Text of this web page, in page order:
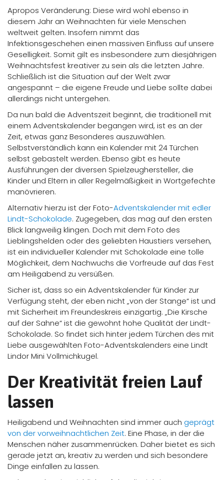
Apropos Veränderung: Diese wird wohl ebenso in
diesem Jahr an Weihnachten für viele Menschen
weltweit gelten. Insofern nimmt das
Infektionsgeschehen einen massiven Einfluss auf unsere
Geselligkeit. Somit gilt es insbesondere zum diesjährigen
Weihnachtsfest kreativer zu sein als die letzten Jahre.
Schließlich ist die Situation auf der Welt zwar
angespannt – die eigene Freude und Liebe sollte dabei
allerdings nicht untergehen.
Da nun bald die Adventszeit beginnt, die traditionell mit
einem Adventskalender begangen wird, ist es an der
Zeit, etwas ganz Besonderes auszuwählen.
Selbstverständlich kann ein Kalender mit 24 Türchen
selbst gebastelt werden. Ebenso gibt es heute
Ausführungen der diversen Spielzeughersteller, die
Kinder und Eltern in aller Regelmäßigkeit in Wortgefechte
manövrieren.
Alternativ hierzu ist der Foto-Adventskalender mit edler
Lindt-Schokolade. Zugegeben, das mag auf den ersten
Blick langweilig klingen. Doch mit dem Foto des
Lieblingshelden oder des geliebten Haustiers versehen,
ist ein individueller Kalender mit Schokolade eine tolle
Möglichkeit, dem Nachwuchs die Vorfreude auf das Fest
am Heiligabend zu versüßen.
Sicher ist, dass so ein Adventskalender für Kinder zur
Verfügung steht, der eben nicht „von der Stange“ ist und
mit Sicherheit im Freundeskreis einzigartig. „Die Kirsche
auf der Sahne“ ist die gewohnt hohe Qualität der Lindt-
Schokolade. So findet sich hinter jedem Türchen des mit
Liebe ausgewählten Foto-Adventskalenders eine Lindt
Lindor Mini Vollmichkugel.
Der Kreativität freien Lauf
lassen
Heiligabend und Weihnachten sind immer auch geprägt
von der vorweihnachtlichen Zeit. Eine Phase, in der die
Menschen näher zusammenrücken. Daher bietet es sich
gerade jetzt an, kreativ zu werden und sich besondere
Dinge einfallen zu lassen.